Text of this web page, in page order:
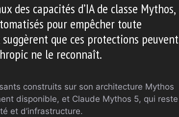
des capacités d’IA de classe Mythos,
pour empêcher toute
que ces protections peuvent
ne le reconnaît.
construits sur son architecture Mythos
disponible, et Claude Mythos 5, qui reste
et d’infrastructure.